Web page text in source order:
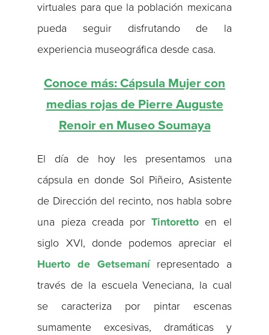
virtuales para que la población mexicana
pueda seguir disfrutando de la
experiencia museográfica desde casa.
Conoce más: Cápsula Mujer con
medias rojas de Pierre Auguste
Renoir en Museo Soumaya
El día de hoy les presentamos una
cápsula en donde Sol Piñeiro, Asistente
de Dirección del recinto, nos habla sobre
una pieza creada porTintoretto en el
siglo XVI, donde podemos apreciar el
Huerto de Getsemanírepresentado a
través de la escuela Veneciana, la cual
se caracteriza por pintar escenas
sumamente excesivas, dramáticas y